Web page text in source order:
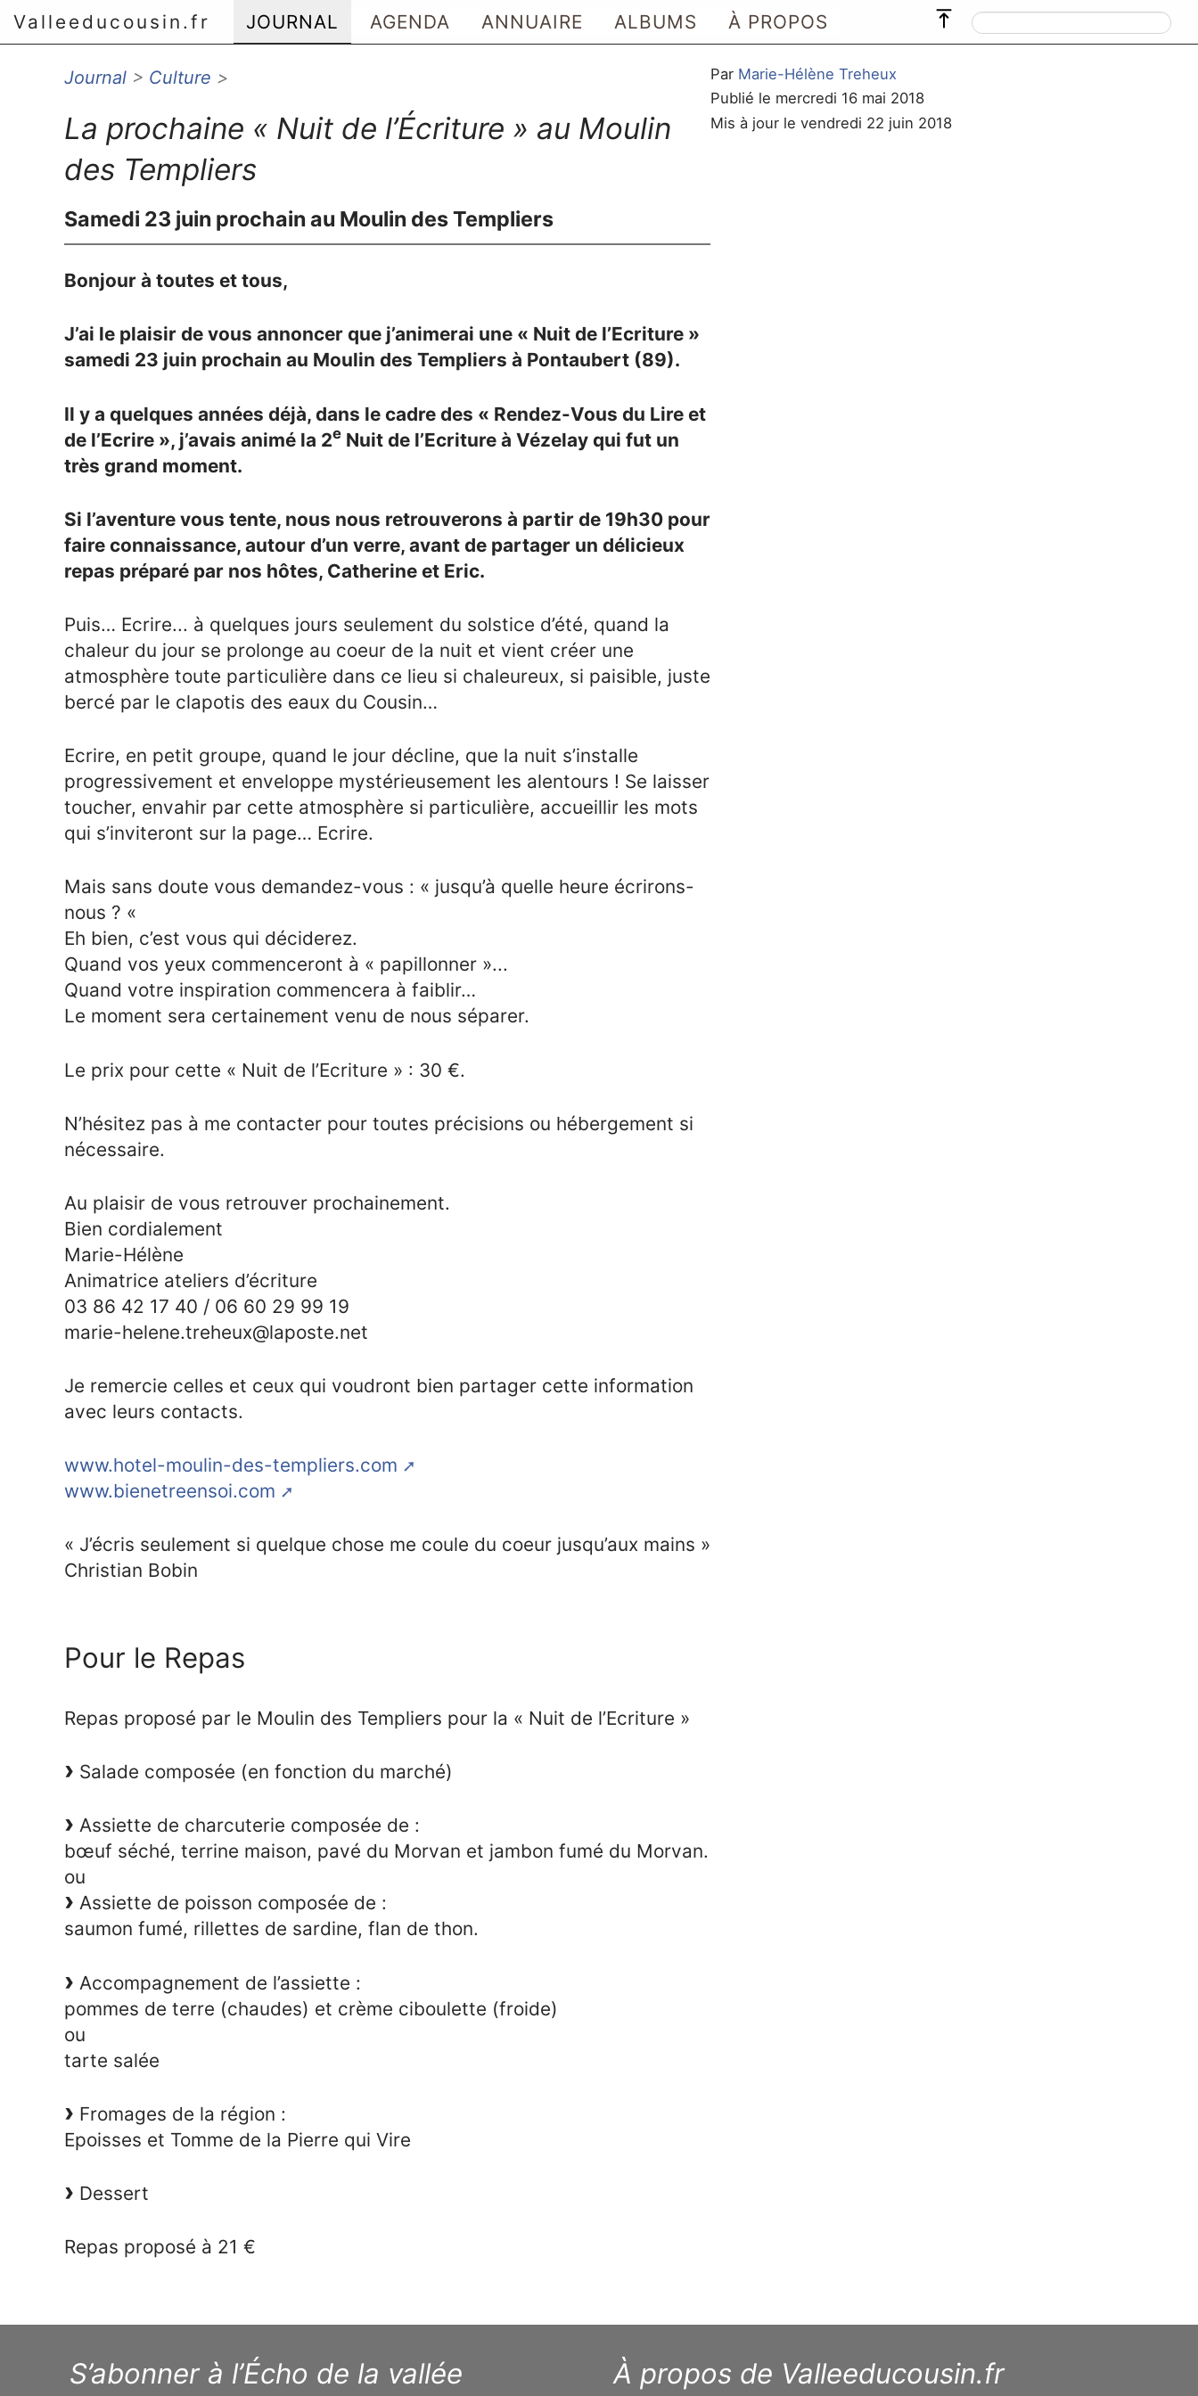
Valleeducousin.fr JOURNAL AGENDA ANNUAIRE ALBUMS À PROPOS
Aller au menu principal
Aller au menu secondaire
Aller à la recherche
Journal > Culture >
La prochaine « Nuit de l’Écriture » au Moulin
des Templiers
Samedi 23 juin prochain au Moulin des Templiers
Bonjour à toutes et tous,
J’ai le plaisir de vous annoncer que j’animerai une « Nuit de l’Ecriture »
samedi 23 juin prochain au Moulin des Templiers à Pontaubert (89).
Il y a quelques années déjà, dans le cadre des « Rendez-Vous du Lire et
de l’Ecrire », j’avais animé la 2e Nuit de l’Ecriture à Vézelay qui fut un
très grand moment.
Si l’aventure vous tente, nous nous retrouverons à partir de 19h30 pour
faire connaissance, autour d’un verre, avant de partager un délicieux
repas préparé par nos hôtes, Catherine et Eric.
Puis… Ecrire... à quelques jours seulement du solstice d’été, quand la
chaleur du jour se prolonge au coeur de la nuit et vient créer une
atmosphère toute particulière dans ce lieu si chaleureux, si paisible, juste
bercé par le clapotis des eaux du Cousin…
Ecrire, en petit groupe, quand le jour décline, que la nuit s’installe
progressivement et enveloppe mystérieusement les alentours ! Se laisser
toucher, envahir par cette atmosphère si particulière, accueillir les mots
qui s’inviteront sur la page… Ecrire.
Mais sans doute vous demandez-vous : « jusqu’à quelle heure écrirons-
nous ? «
Eh bien, c’est vous qui déciderez.
Quand vos yeux commenceront à « papillonner »...
Quand votre inspiration commencera à faiblir…
Le moment sera certainement venu de nous séparer.
Le prix pour cette « Nuit de l’Ecriture » : 30 €.
N’hésitez pas à me contacter pour toutes précisions ou hébergement si
nécessaire.
Au plaisir de vous retrouver prochainement.
Bien cordialement
Marie-Hélène
Animatrice ateliers d’écriture
03 86 42 17 40 / 06 60 29 99 19
marie-helene.treheux@laposte.net
Je remercie celles et ceux qui voudront bien partager cette information
avec leurs contacts.
www.hotel-moulin-des-templiers.com
www.bienetreensoi.com
« J’écris seulement si quelque chose me coule du coeur jusqu’aux mains »
Christian Bobin
Pour le Repas
Repas proposé par le Moulin des Templiers pour la « Nuit de l’Ecriture »
Salade composée (en fonction du marché)
Assiette de charcuterie composée de :
bœuf séché, terrine maison, pavé du Morvan et jambon fumé du Morvan.
ou
Assiette de poisson composée de :
saumon fumé, rillettes de sardine, flan de thon.
Accompagnement de l’assiette :
pommes de terre (chaudes) et crème ciboulette (froide)
ou
tarte salée
Fromages de la région :
Epoisses et Tomme de la Pierre qui Vire
Dessert
Repas proposé à 21 €
Par Marie-Hélène Treheux
Publié le mercredi 16 mai 2018
Mis à jour le vendredi 22 juin 2018
S’abonner à l’Écho de la vallée À propos de Valleeducousin.fr